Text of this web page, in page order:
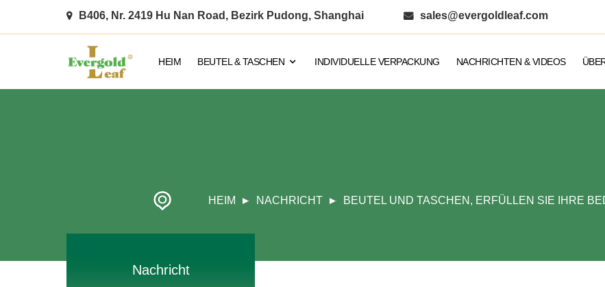
B406, Nr. 2419 Hu Nan Road, Bezirk Pudong, Shanghai sales@evergoldleaf.com
HEIM BEUTEL & TASCHEN INDIVIDUELLE VERPACKUNG NACHRICHTEN & VIDEOS
HEIM NACHRICHT BEUTEL UND TASCHEN, ERFÜLLEN SIE IHRE
Nachricht